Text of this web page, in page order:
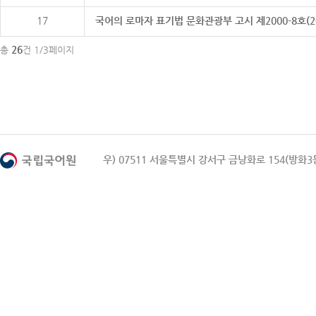
17 국어의 로마자 표기법 문화관광부 고시 제2000-8호
총 26건 1/3페이지
우) 07511 서울특별시 강서구 금낭화로 154(방화3